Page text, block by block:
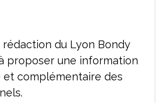
rédaction du Lyon Bondy
proposer une information
complémentaire des